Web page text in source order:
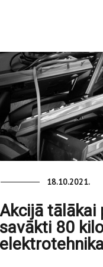
18.10.2021.
Akcijā tālākai
savākti 80